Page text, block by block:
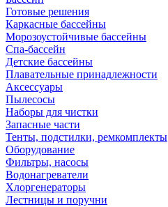
Готовые решения
Каркасные бассейны
Морозоустойчивые бассейны
Спа-бассейн
Детские бассейны
Плавательные принадлежности
Аксессуары
Пылесосы
Наборы для чистки
Запасные части
Тенты, подстилки, ремкомплекты
Оборудование
Фильтры, насосы
Водонагреватели
Хлоргенераторы
Лестницы и поручни